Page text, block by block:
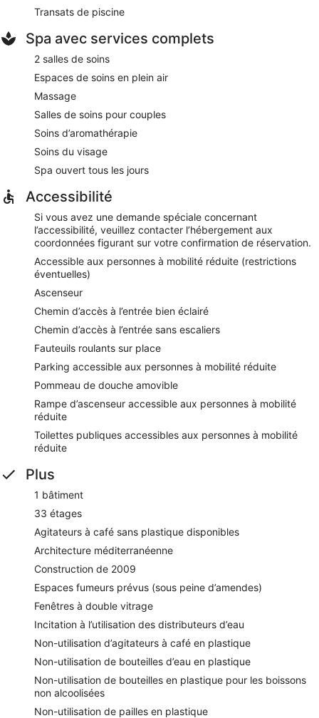
Transats de piscine
Spa avec services complets
2 salles de soins
Espaces de soins en plein air
Massage
Salles de soins pour couples
Soins d’aromathérapie
Soins du visage
Spa ouvert tous les jours
Accessibilité
Si vous avez une demande spéciale concernant
l’accessibilité, veuillez contacter l’hébergement aux
coordonnées figurant sur votre confirmation de réservation.
Accessible aux personnes à mobilité réduite (restrictions
éventuelles)
Ascenseur
Chemin d’accès à l’entrée bien éclairé
Chemin d’accès à l’entrée sans escaliers
Fauteuils roulants sur place
Parking accessible aux personnes à mobilité réduite
Pommeau de douche amovible
Rampe d’ascenseur accessible aux personnes à mobilité
réduite
Toilettes publiques accessibles aux personnes à mobilité
réduite
Plus
1 bâtiment
33 étages
Agitateurs à café sans plastique disponibles
Architecture méditerranéenne
Construction de 2009
Espaces fumeurs prévus (sous peine d’amendes)
Fenêtres à double vitrage
Incitation à l’utilisation des distributeurs d’eau
Non-utilisation d’agitateurs à café en plastique
Non-utilisation de bouteilles d’eau en plastique
Non-utilisation de bouteilles en plastique pour les boissons
non alcoolisées
Non-utilisation de pailles en plastique